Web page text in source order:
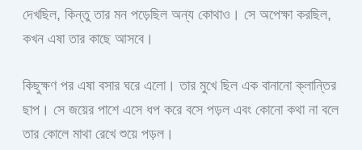
দেখছিল, কিন্তু তার মন পড়েছিল অন্য কোথাও। সে অপেক্ষা করছিল,
কখন এষা তার কাছে আসবে।
কিছুক্ষণ পর এষা বসার ঘরে এলো। তার মুখে ছিল এক বানানো ক্লান্তির
ছাপ। সে জয়ের পাশে এসে ধপ করে বসে পড়ল এবং কোনো কথা না বলে
তার কোলে মাথা রেখে শুয়ে পড়ল।